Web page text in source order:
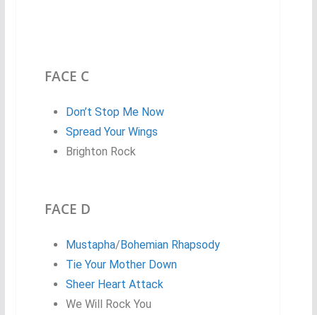
FACE C
Don’t Stop Me Now
Spread Your Wings
Brighton Rock
FACE D
Mustapha/ Bohemian Rhapsody
Tie Your Mother Down
Sheer Heart Attack
We Will Rock You